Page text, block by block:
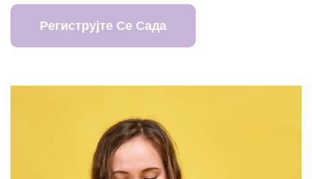
Региструјте Се Сада